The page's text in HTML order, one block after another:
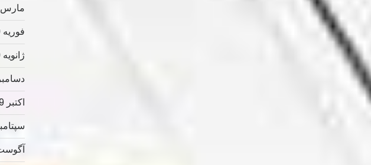
مارس 2020
فوریه 2020
ژانویه 2020
دسامبر
اکتبر 2019
سپتامبر
آگوست